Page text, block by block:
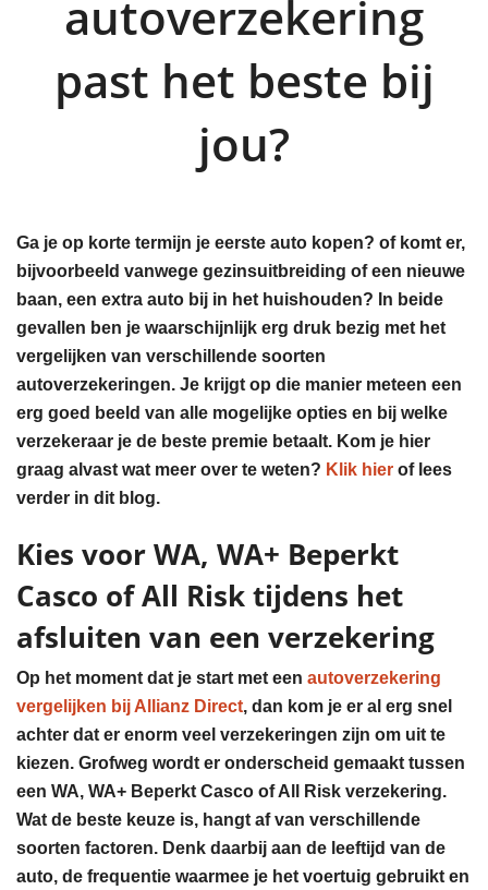
autoverzekering
past het beste bij
jou?
Ga je op korte termijn je eerste auto kopen? of komt er,
bijvoorbeeld vanwege gezinsuitbreiding of een nieuwe
baan, een extra auto bij in het huishouden? In beide
gevallen ben je waarschijnlijk erg druk bezig met het
vergelijken van verschillende soorten
autoverzekeringen. Je krijgt op die manier meteen een
erg goed beeld van alle mogelijke opties en bij welke
verzekeraar je de beste premie betaalt. Kom je hier
graag alvast wat meer over te weten? Klik hier of lees
verder in dit blog.
Kies voor WA, WA+ Beperkt
Casco of All Risk tijdens het
afsluiten van een verzekering
Op het moment dat je start met een autoverzekering
vergelijken bij Allianz Direct, dan kom je er al erg snel
achter dat er enorm veel verzekeringen zijn om uit te
kiezen. Grofweg wordt er onderscheid gemaakt tussen
een WA, WA+ Beperkt Casco of All Risk verzekering.
Wat de beste keuze is, hangt af van verschillende
soorten factoren. Denk daarbij aan de leeftijd van de
auto, de frequentie waarmee je het voertuig gebruikt en